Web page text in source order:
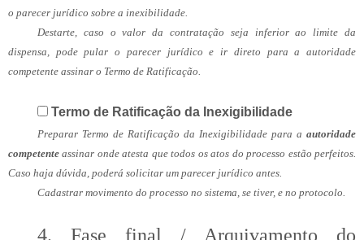
o parecer jurídico sobre a inexibilidade.
Destarte, caso o valor da contratação seja inferior ao limite da
dispensa, pode pular o parecer jurídico e ir direto para a autoridade
competente assinar o Termo de Ratificação.
Termo de Ratificação da Inexigibilidade
Preparar Termo de Ratificação da Inexigibilidade para a autoridade
competente assinar onde atesta que todos os atos do processo estão perfeitos.
Caso haja dúvida, poderá solicitar um parecer jurídico antes.
Cadastrar movimento do processo no sistema, se tiver, e no protocolo.
4. Fase final / Arquivamento do